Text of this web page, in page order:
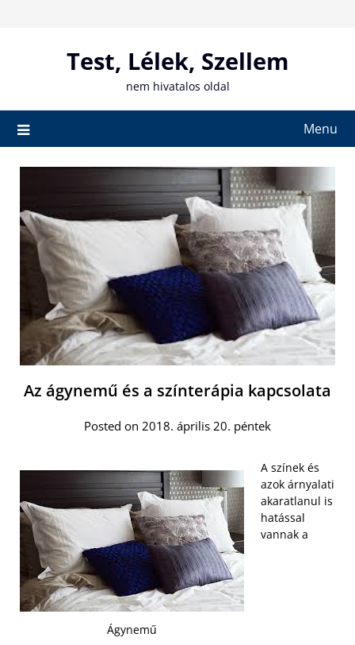
Test, Lélek, Szellem
nem hivatalos oldal
Menu
Az ágynemű és a színterápia kapcsolata
Posted on 2018. április 20. péntek
Ágynemű
A színek és
azok árnyalati
akaratlanul is
hatással
vannak a